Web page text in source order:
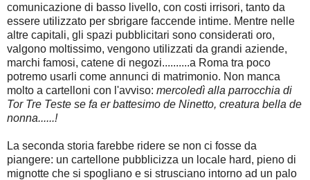
comunicazione di basso livello, con costi irrisori, tanto da
essere utilizzato per sbrigare faccende intime. Mentre nelle
altre capitali, gli spazi pubblicitari sono considerati oro,
valgono moltissimo, vengono utilizzati da grandi aziende,
marchi famosi, catene di negozi..........a Roma tra poco
potremo usarli come annunci di matrimonio. Non manca
molto a cartelloni con l'avviso: mercoledì alla parrocchia di
Tor Tre Teste se fa er battesimo de Ninetto, creatura bella de
nonna......!
La seconda storia farebbe ridere se non ci fosse da
piangere: un cartellone pubblicizza un locale hard, pieno di
mignotte che si spogliano e si strusciano intorno ad un palo